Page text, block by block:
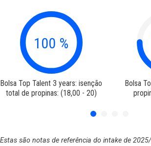
75%
Bolsa Top+ 75%: redução de
propinas (17,60-17,99)
Estas são notas de referência do intake de